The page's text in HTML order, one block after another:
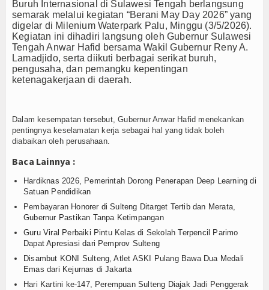
Agenda
Forum
Register
180 Gempa di Sulteng Tercatat pada Minggu
Perhatikan Kualitas Air, Depot di Palu Diminta
Buruh Internasional di Sulawesi Tengah berlangsung
semarak melalui kegiatan “Berani May Day 2026” yang
digelar di Milenium Waterpark Palu, Minggu (3/5/2026).
Kegiatan ini dihadiri langsung oleh Gubernur Sulawesi
Tengah Anwar Hafid bersama Wakil Gubernur Reny A.
Lamadjido, serta diikuti berbagai serikat buruh,
pengusaha, dan pemangku kepentingan
ketenagakerjaan di daerah.
Dalam kesempatan tersebut, Gubernur Anwar Hafid menekankan
pentingnya keselamatan kerja sebagai hal yang tidak boleh
diabaikan oleh perusahaan.
Baca Lainnya :
Hardiknas 2026, Pemerintah Dorong Penerapan Deep Learning di
Satuan Pendidikan
Pembayaran Honorer di Sulteng Ditarget Tertib dan Merata,
Gubernur Pastikan Tanpa Ketimpangan
Guru Viral Perbaiki Pintu Kelas di Sekolah Terpencil Parimo
Dapat Apresiasi dari Pemprov Sulteng
Disambut KONI Sulteng, Atlet ASKI Pulang Bawa Dua Medali
Emas dari Kejurnas di Jakarta
Hari Kartini ke-147, Perempuan Sulteng Diajak Jadi Penggerak